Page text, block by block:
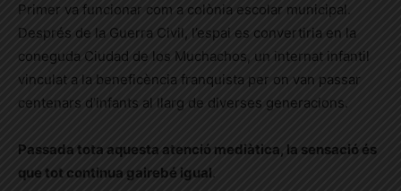
Primer va funcionar com a colònia escolar municipal.
Després de la Guerra Civil, l’espai es convertiria en la
coneguda Ciudad de los Muchachos, un internat infantil
vinculat a la beneficència franquista per on van passar
centenars d’infants al llarg de diverses generacions.
Passada tota aquesta atenció mediàtica, la sensació és
que tot continua gairebé igual